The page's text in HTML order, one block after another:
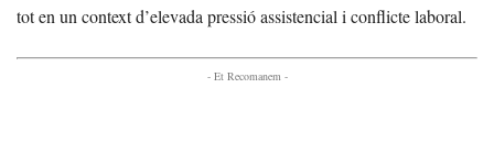
tot en un context d’elevada pressió assistencial i conflicte laboral.
- Et Recomanem -